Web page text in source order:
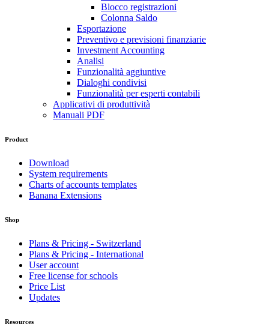
Blocco registrazioni
Colonna Saldo
Esportazione
Preventivo e previsioni finanziarie
Investment Accounting
Analisi
Funzionalità aggiuntive
Dialoghi condivisi
Funzionalità per esperti contabili
Applicativi di produttività
Manuali PDF
Product
Download
System requirements
Charts of accounts templates
Banana Extensions
Shop
Plans & Pricing - Switzerland
Plans & Pricing - International
User account
Free license for schools
Price List
Updates
Resources